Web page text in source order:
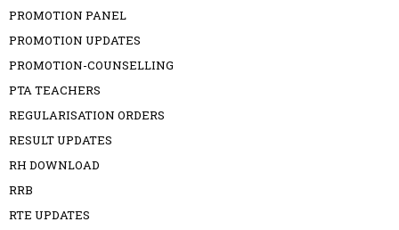
PROMOTION PANEL
PROMOTION UPDATES
PROMOTION-COUNSELLING
PTA TEACHERS
REGULARISATION ORDERS
RESULT UPDATES
RH DOWNLOAD
RRB
RTE UPDATES